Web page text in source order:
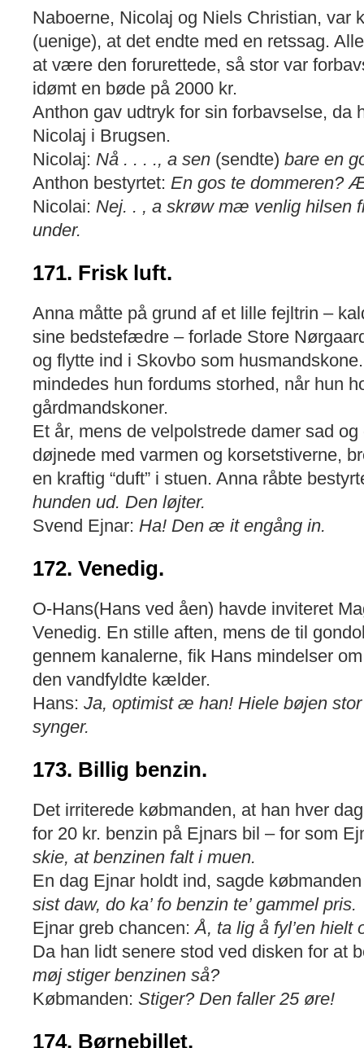
Naboerne, Nicolaj og Niels Christian, var
(uenige), at det endte med en retssag.
at være den forurettede, så stor var
idømt en bøde på 2000 kr.
Anthon gav udtryk for sin forbavselse, da
Nicolaj i Brugsen.
Nicolaj: Nå . . . ., a sen (sendte) bare en
Anthon bestyrtet: En gos te dommeren?
Nicolai: Nej. . , a skrøw mæ venlig hilsen
under.
171. Frisk luft.
Anna måtte på grund af et lille fejltrin –
sine bedstefædre – forlade Store
og flytte ind i Skovbo som
mindedes hun fordums storhed, når hun
gårdmandskoner.
Et år, mens de velpolstrede damer sad
døjnede med varmen og korsetstiverne,
en kraftig “duft” i stuen. Anna råbte
hunden ud. Den løjter.
Svend Ejnar: Ha! Den æ it engång in.
172. Venedig.
O-Hans(Hans ved åen) havde inviteret
Venedig. En stille aften, mens de til
gennem kanalerne, fik Hans mindelser
den vandfyldte kælder.
Hans: Ja, optimist æ han! Hiele bøjen
synger.
173. Billig benzin.
Det irriterede købmanden, at han hver
for 20 kr. benzin på Ejnars bil – for som
skie, at benzinen falt i muen.
En dag Ejnar holdt ind, sagde
sist daw, do ka’ fo benzin te’ gammel pris.
Ejnar greb chancen:Å, ta lig å fyl’en hielt
Da han lidt senere stod ved disken for at
møj stiger benzinen så?
Købmanden: Stiger? Den faller 25 øre!
174. Børnebillet.